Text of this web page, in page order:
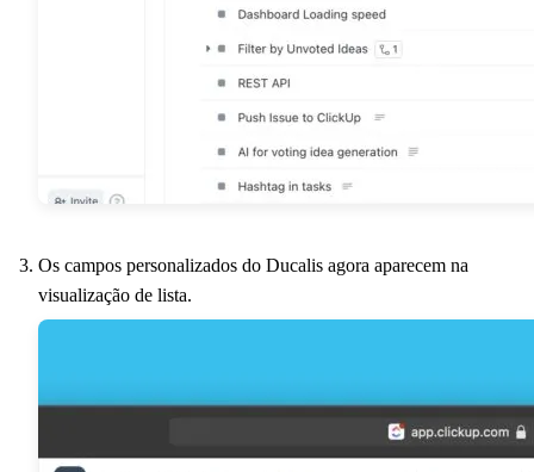
Os campos personalizados do Ducalis agora aparecem na
visualização de lista.